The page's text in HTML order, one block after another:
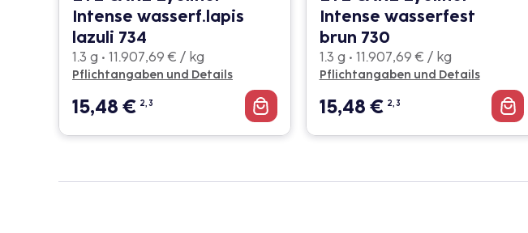
Intense wasserf.lapis
lazuli 734
1.3 g • 11.907,69 € / kg
Pflichtangaben und Details
15,48€ 2, 3
Intense wasserfest
brun 730
1.3 g • 11.907,69 € / kg
Pflichtangaben und Details
15,48€ 2, 3